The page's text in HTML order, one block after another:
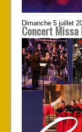
Dimanche 5 juillet
Concert Missa